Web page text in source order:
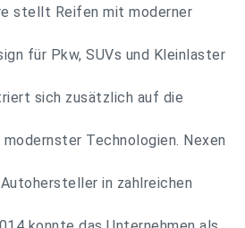
stellt Reifen mit moderner
für Pkw, SUVs und Kleinlaster
sich zusätzlich auf die
Technologien. Nexen
in zahlreichen